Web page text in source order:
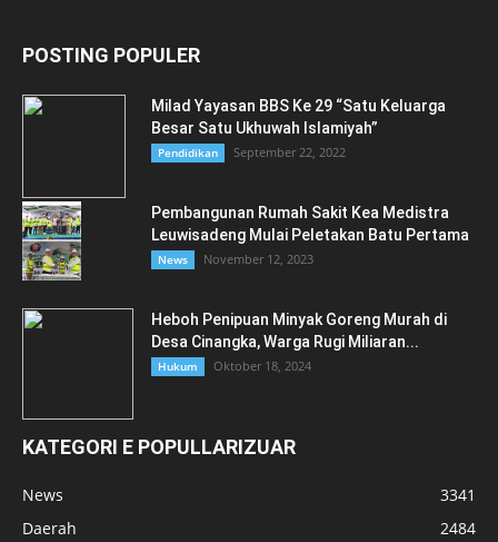
POSTING POPULER
Milad Yayasan BBS Ke 29 “Satu Keluarga
Besar Satu Ukhuwah Islamiyah”
Pendidikan September 22, 2022
Pembangunan Rumah Sakit Kea Medistra
Leuwisadeng Mulai Peletakan Batu Pertama
News November 12, 2023
Heboh Penipuan Minyak Goreng Murah di
Desa Cinangka, Warga Rugi Miliaran...
Hukum Oktober 18, 2024
KATEGORI E POPULLARIZUAR
News
3341
Daerah
2484